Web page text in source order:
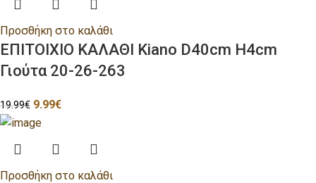
Προσθήκη στο καλάθι
ΕΠΙΤΟΙΧΙΟ ΚΑΛΑΘΙ Kiano D40cm H4cm
Γιούτα 20-26-263
19.99€ 9.99€
Προσθήκη στο καλάθι